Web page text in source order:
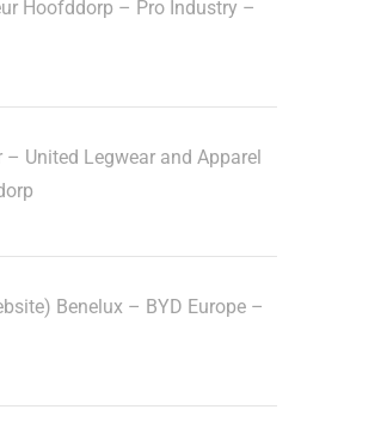
Hoofddorp – Pro Industry –
United Legwear and Apparel
Benelux – BYD Europe –